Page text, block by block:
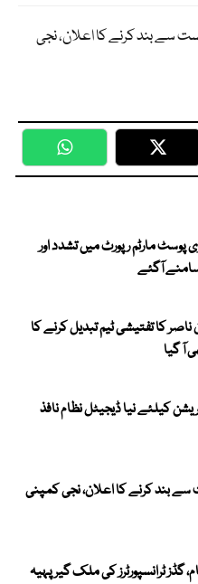
بس سروس 11 اگست سے بند کرنے کا اعلان، نجی
WhatsApp
مارٹم رپورٹ میں تشدد اور
آگئے
کا تفتیشی ٹیم تبدیل کرنے کا
آ گیا
آپریشن کیلئے نیا ڈیجیٹل نظام نافذ
سروس 11 اگست سے بند کرنے کا اعلان، نجی کمپنی
ٹرانسپورٹرز کی ملک گیر پہیہ